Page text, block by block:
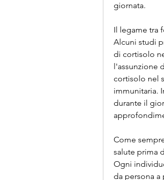
giornata.
Il legame tra
Alcuni studi
di cortisolo
l'assunzione
cortisolo nel
immunitaria.
durante il
Come
salute prima
Ogni
da persona a